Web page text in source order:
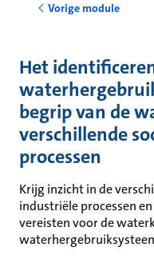
Vorige module
Het
begrip van de
verschillende
processen
Krijg inzicht in de
industriële processen
vereisten voor de